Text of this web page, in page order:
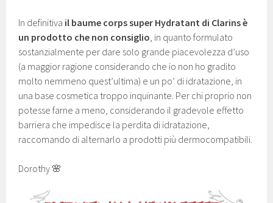
In definitiva il baume corps super Hydratant di Clarins è
un prodotto che non consiglio, in quanto formulato
sostanzialmente per dare solo grande piacevolezza d’uso
(a maggior ragione considerando che io non ho gradito
molto nemmeno quest’ultima) e un po’ di idratazione, in
una base cosmetica troppo inquinante. Per chi proprio non
potesse farne a meno, considerando il gradevole effetto
barriera che impedisce la perdita di idratazione,
raccomando di alternarlo a prodotti più dermocompatibili.
Dorothy 🌸